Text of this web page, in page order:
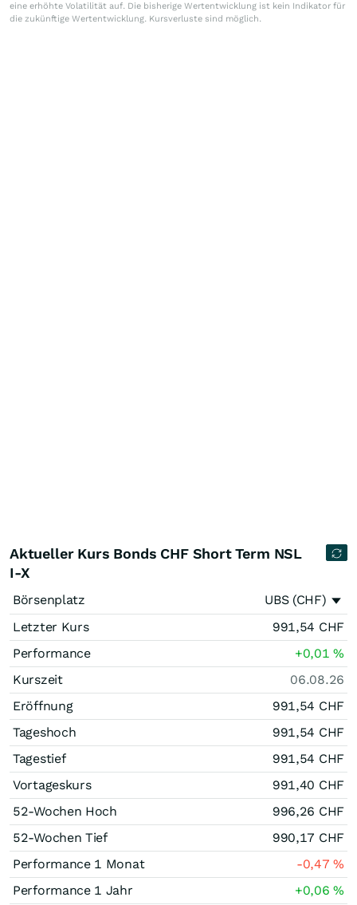
eine erhöhte Volatilität auf. Die bisherige Wertentwicklung ist kein Indikator für
die zukünftige Wertentwicklung. Kursverluste sind möglich.
Aktueller Kurs Bonds CHF Short Term NSL
I-X
Börsenplatz
UBS (CHF)
Letzter Kurs
991,54 CHF
Performance
+0,01%
Kurszeit
06.08.26
Eröffnung
991,54 CHF
Tageshoch
991,54 CHF
Tagestief
991,54 CHF
Vortageskurs
991,40 CHF
52-Wochen Hoch
996,26 CHF
52-Wochen Tief
990,17 CHF
Performance 1 Monat
-0,47%
Performance 1 Jahr
+0,06%